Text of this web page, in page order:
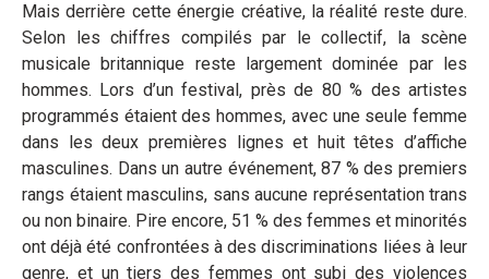
Mais derrière cette énergie créative, la réalité reste dure.
Selon les chiffres compilés par le collectif, la scène
musicale britannique reste largement dominée par les
hommes. Lors d’un festival, près de 80 % des artistes
programmés étaient des hommes, avec une seule femme
dans les deux premières lignes et huit têtes d’affiche
masculines. Dans un autre événement, 87 % des premiers
rangs étaient masculins, sans aucune représentation trans
ou non binaire. Pire encore, 51 % des femmes et minorités
ont déjà été confrontées à des discriminations liées à leur
genre, et un tiers des femmes ont subi des violences